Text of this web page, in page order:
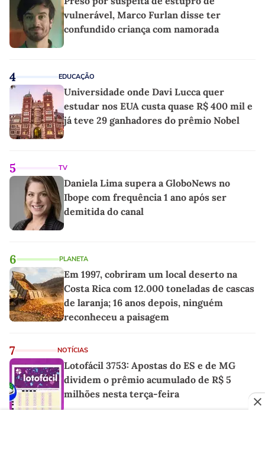
vulnerável, Marco Furlan disse ter
confundido criança com namorada
4 EDUCAÇÃO
Universidade onde Davi Lucca quer
estudar nos EUA custa quase R$ 400 mil e
já teve 29 ganhadores do prêmio Nobel
5 TV
Daniela Lima supera a GloboNews no
Ibope com frequência 1 ano após ser
demitida do canal
6 PLANETA
Em 1997, cobriram um local deserto na
Costa Rica com 12.000 toneladas de cascas
de laranja; 16 anos depois, ninguém
reconheceu a paisagem
7 NOTÍCIAS
Lotofácil 3753: Apostas do ES e de MG
dividem o prêmio acumulado de R$ 5
milhões nesta terça-feira